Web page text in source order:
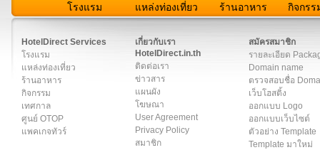
โรงแรม แหล่งท่องเที่ยว ร้านอาหาร กิจกรร
HotelDirect Services
โรงแรม
แหล่งท่องเที่ยว
ร้านอาหาร
กิจกรรม
เทศกาล
ศูนย์ OTOP
แพคเกจทัวร์
เกี่ยวกับเรา
HotelDirect.in.th
ติดต่อเรา
ข่าวสาร
แผนผัง
โฆษณา
User Agreement
Privacy Policy
สมาชิก
สมัครสมาชิก
รายละเอียด
Domain name
ตรวจสอบชื่อ
เว็บโฮสติ้ง
ออกแบบ Logo
ออกแบบเว็บไซต์
ตัวอย่าง Template
Template มาใหม่